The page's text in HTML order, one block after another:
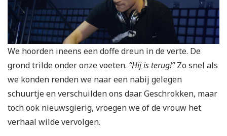
We hoorden ineens een doffe dreun in de verte. De
grond trilde onder onze voeten. “Hij is terug!”Zo snel als
we konden renden we naar een nabij gelegen
schuurtje en verschuilden ons daar. Geschrokken, maar
toch ook nieuwsgierig, vroegen we of de vrouw het
verhaal wilde vervolgen.